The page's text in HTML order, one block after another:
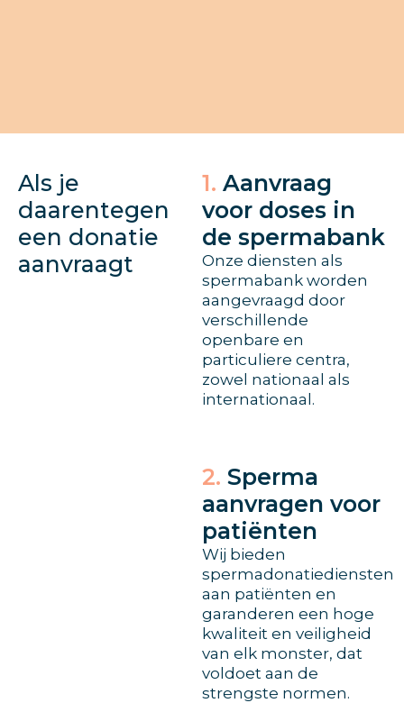
Als je
daarentegen
een donatie
aanvraagt
1. Aanvraag
voor doses in
de spermabank
Onze diensten als
spermabank worden
aangevraagd door
verschillende
openbare en
particuliere centra,
zowel nationaal als
internationaal.
2. Sperma
aanvragen voor
patiënten
Wij bieden
spermadonatiediensten
aan patiënten en
garanderen een hoge
kwaliteit en veiligheid
van elk monster, dat
voldoet aan de
strengste normen.